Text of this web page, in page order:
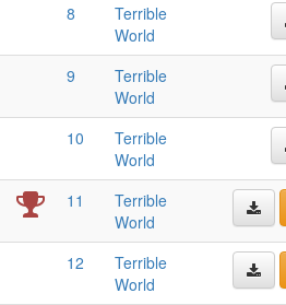
8
Terrible
World
9
Terrible
World
10
Terrible
World
11
Terrible
World
12
Terrible
World